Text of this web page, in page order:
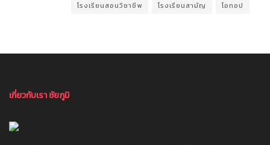
โรงเรียนสอนวิชาชีพ โรงเรียนสามัญ โอทอป
เกี่ยวกับเรา ชัยภูมิ